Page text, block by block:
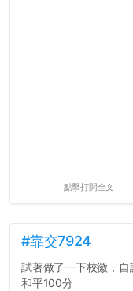
點擊打開全文
#靠交7924
試著做了一下校徽，自
和平100分